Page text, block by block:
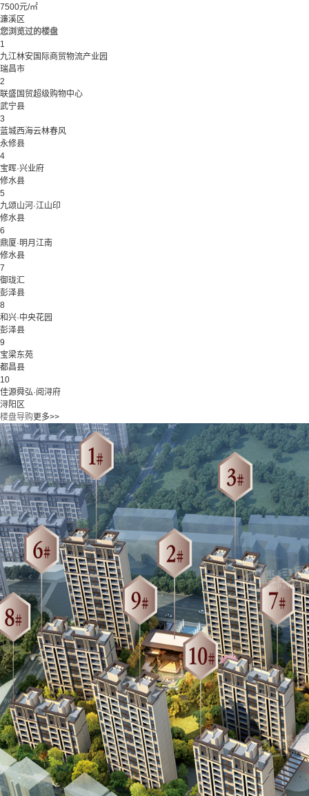
7500元/㎡
濂溪区
您浏览过的楼盘
1
九江林安国际商贸物流产业园
瑞昌市
2
联盛国贸超级购物中心
武宁县
3
蓝城西海云林春风
永修县
4
宝晖·兴业府
修水县
5
九颂山河·江山印
修水县
6
鼎厦·明月江南
修水县
7
御珑汇
彭泽县
8
和兴·中央花园
彭泽县
9
宝梁东苑
都昌县
10
佳源舜弘·阅浔府
浔阳区
楼盘导购更多>>